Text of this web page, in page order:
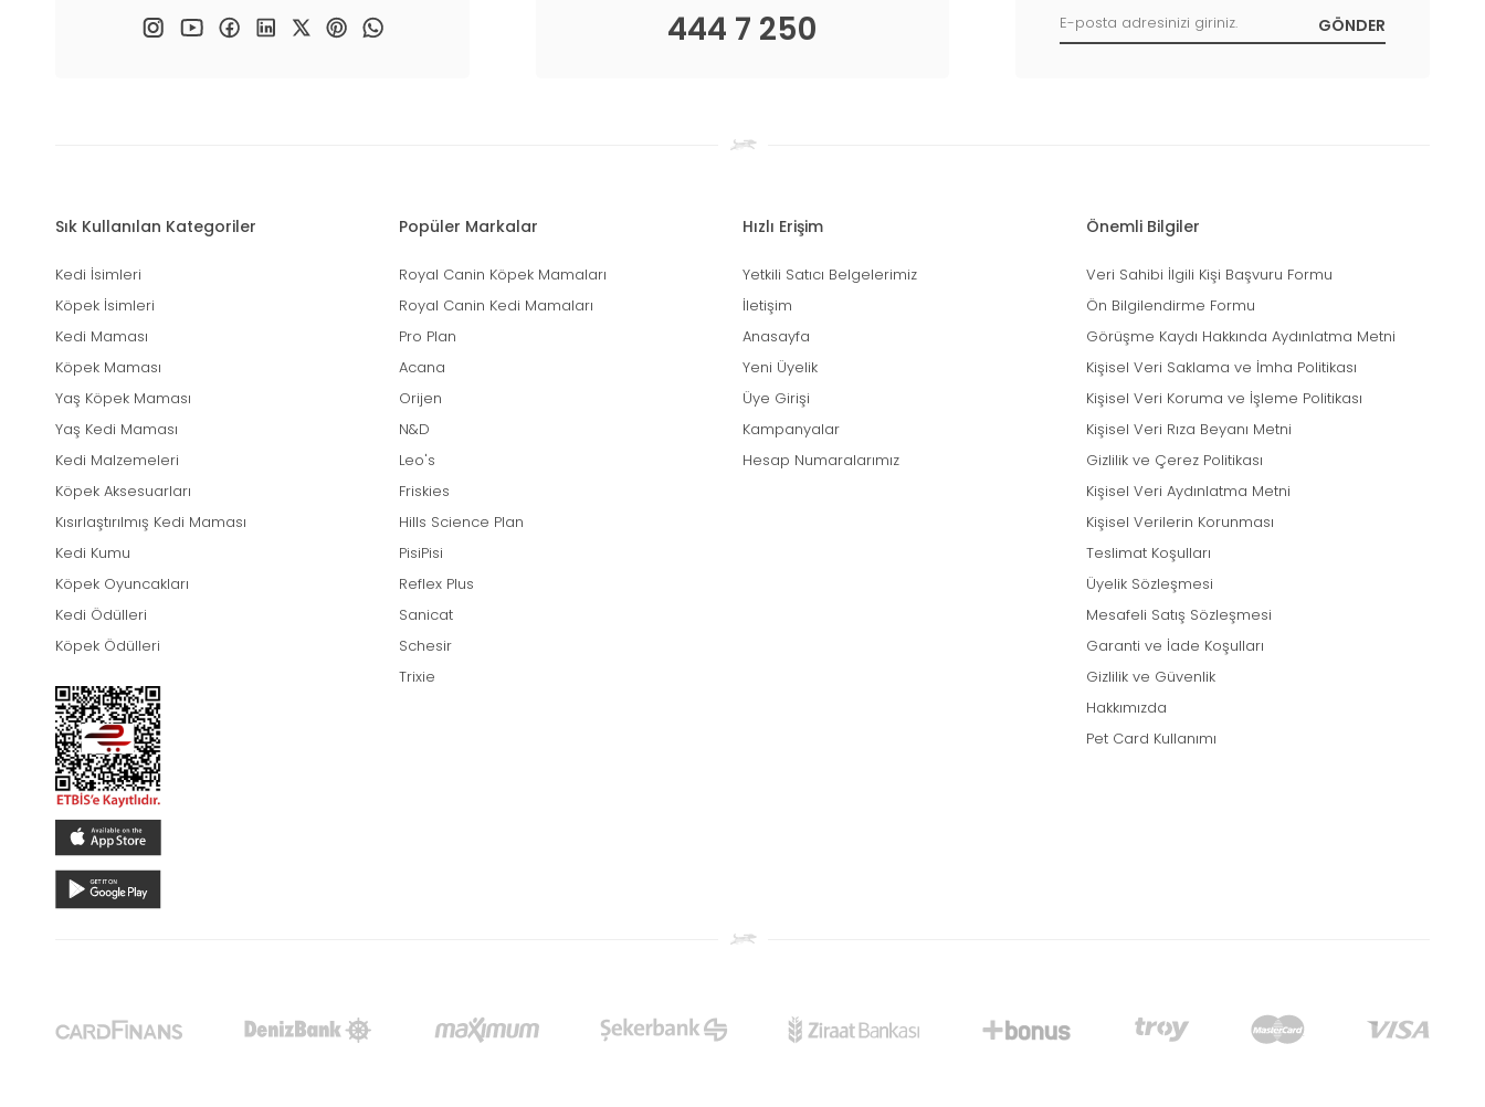
444 7 250
Sık Kullanılan Kategoriler
Kedi İsimleri
Köpek İsimleri
Kedi Maması
Köpek Maması
Yaş Köpek Maması
Yaş Kedi Maması
Kedi Malzemeleri
Köpek Aksesuarları
Kısırlaştırılmış Kedi Maması
Kedi Kumu
Köpek Oyuncakları
Kedi Ödülleri
Köpek Ödülleri
Popüler Markalar
Royal Canin Köpek Mamaları
Royal Canin Kedi Mamaları
Pro Plan
Acana
Orijen
N&D
Leo's
Friskies
Hills Science Plan
PisiPisi
Reflex Plus
Sanicat
Schesir
Trixie
Hızlı Erişim
Yetkili Satıcı Belgelerimiz
İletişim
Anasayfa
Yeni Üyelik
Üye Girişi
Kampanyalar
Hesap Numaralarımız
Önemli Bilgiler
Veri Sahibi İlgili Kişi Başvuru Formu
Ön Bilgilendirme Formu
Görüşme Kaydı Hakkında Aydınlatma Metni
Kişisel Veri Saklama ve İmha Politikası
Kişisel Veri Koruma ve İşleme Politikası
Kişisel Veri Rıza Beyanı Metni
Gizlilik ve Çerez Politikası
Kişisel Veri Aydınlatma Metni
Kişisel Verilerin Korunması
Teslimat Koşulları
Üyelik Sözleşmesi
Mesafeli Satış Sözleşmesi
Garanti ve İade Koşulları
Gizlilik ve Güvenlik
Hakkımızda
Pet Card Kullanımı